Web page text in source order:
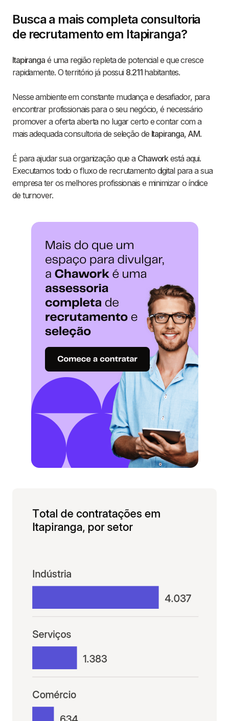
Busca a mais completa consultoria
de recrutamento em Itapiranga?
Itapirangaé uma região repleta de potencial e que cresce
rapidamente. O território já possui 8.211habitantes.
Nesse ambiente em constante mudança e desafiador, para
encontrar profissionais para o seu negócio, é necessário
promover a oferta aberta no lugar certo e contar com a
mais adequada consultoria de seleção de Itapiranga, AM.
É para ajudar sua organização que a Chaworkestá aqui.
Executamos todo o fluxo de recrutamento digital para a sua
empresa ter os melhores profissionais e minimizar o índice
de turnover.